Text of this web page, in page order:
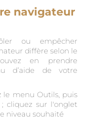
navigateur
ou empêcher
diffère selon le
en prendre
d’aide de votre
le menu Outils, puis
cliquez sur l'onglet
niveau souhaité